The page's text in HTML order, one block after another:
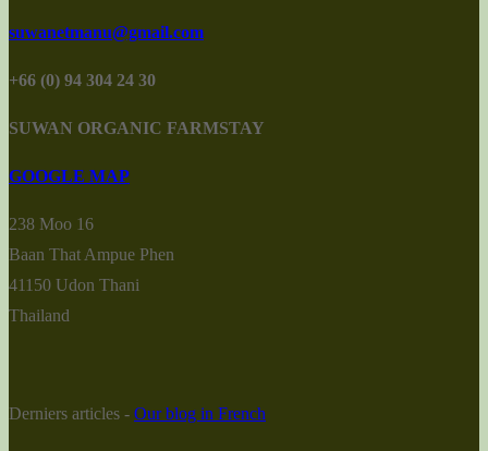
suwanetmanu@gmail.com
+66 (0) 94 304 24 30
SUWAN ORGANIC FARMSTAY
GOOGLE MAP
238 Moo 16
Baan That Ampue Phen
41150 Udon Thani
Thailand
Derniers articles - Our blog in French